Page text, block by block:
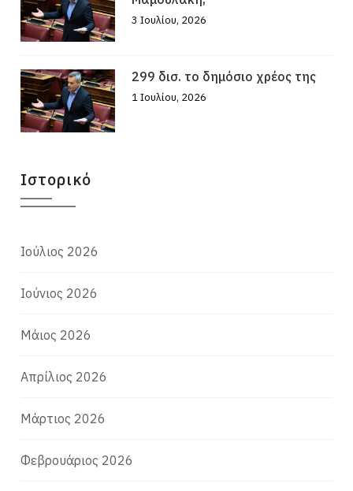
3 Ιουλίου, 2026
299 δισ. το δημόσιο χρέος της
1 Ιουλίου, 2026
Ιστορικό
Ιούλιος 2026
Ιούνιος 2026
Μάιος 2026
Απρίλιος 2026
Μάρτιος 2026
Φεβρουάριος 2026